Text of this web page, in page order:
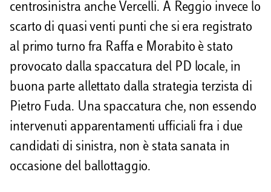
centrosinistra anche Vercelli. A Reggio invece lo
scarto di quasi venti punti che si era registrato
al primo turno fra Raffa e Morabito è stato
provocato dalla spaccatura del PD locale, in
buona parte allettato dalla strategia terzista di
Pietro Fuda. Una spaccatura che, non essendo
intervenuti apparentamenti ufficiali fra i due
candidati di sinistra, non è stata sanata in
occasione del ballottaggio.